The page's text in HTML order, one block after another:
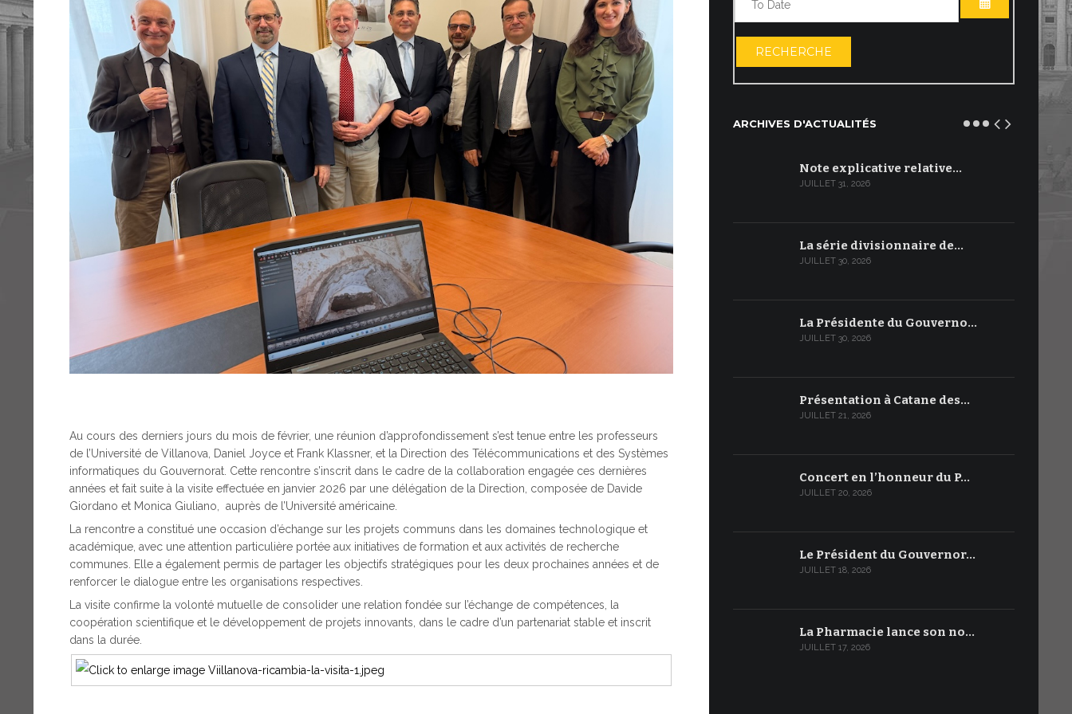
Au cours des derniers jours du mois de février, une réunion d’approfondissement s’est tenue entre les professeurs
de l’Université de Villanova, Daniel Joyce et Frank Klassner, et la Direction des Télécommunications et des Systèmes
informatiques du Gouvernorat. Cette rencontre s’inscrit dans le cadre de la collaboration engagée ces dernières
années et fait suite à la visite effectuée en janvier 2026 par une délégation de la Direction, composée de Davide
Giordano et Monica Giuliano, auprès de l’Université américaine.
La rencontre a constitué une occasion d’échange sur les projets communs dans les domaines technologique et
académique, avec une attention particulière portée aux initiatives de formation et aux activités de recherche
communes. Elle a également permis de partager les objectifs stratégiques pour les deux prochaines années et de
renforcer le dialogue entre les organisations respectives.
La visite confirme la volonté mutuelle de consolider une relation fondée sur l’échange de compétences, la
coopération scientifique et le développement de projets innovants, dans le cadre d’un partenariat stable et inscrit
dans la durée.
OUVRIR LE
RECHERCHE
ARCHIVES D'ACTUALITÉS
Note explicative relative…
JUILLET 31, 2026
La série divisionnaire de…
JUILLET 30, 2026
La Présidente du Gouverno…
JUILLET 30, 2026
Présentation à Catane des…
JUILLET 21, 2026
Concert en l’honneur du P…
JUILLET 20, 2026
Le Président du Gouvernor…
JUILLET 18, 2026
La Pharmacie lance son no…
JUILLET 17, 2026